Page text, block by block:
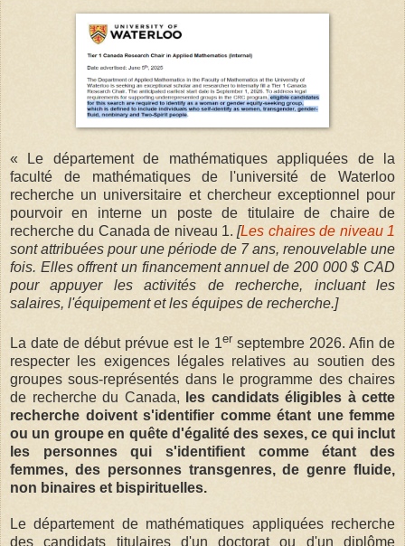
« Le département de mathématiques appliquées de la
faculté de mathématiques de l'université de Waterloo
recherche un universitaire et chercheur exceptionnel pour
pourvoir en interne un poste de titulaire de chaire de
recherche du Canada de niveau 1.[Les chaires de niveau 1
sont attribuées pour une période de 7 ans, renouvelable une
fois. Elles offrent un financement annuel de 200 000 $ CAD
pour appuyer les activités de recherche, incluant les
salaires, l'équipement et les équipes de recherche.]
La date de début prévue est le 1er septembre 2026. Afin de
respecter les exigences légales relatives au soutien des
groupes sous-représentés dans le programme des chaires
de recherche du Canada,
les candidats éligibles à cette
recherche doivent s'identifier comme étant une femme
ou un groupe en quête d'égalité des sexes, ce qui inclut
les personnes qui s'identifient comme étant des
femmes, des personnes transgenres, de genre fluide,
non binaires et bispirituelles.
Le département de mathématiques appliquées recherche
des candidats titulaires d'un doctorat ou d'un diplôme